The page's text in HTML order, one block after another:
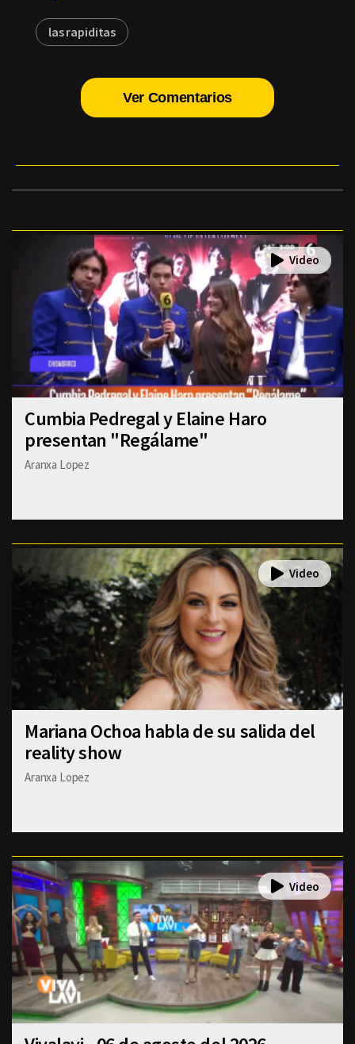
las rapiditas
Ver Comentarios
Cumbia Pedregal y Elaine Haro
presentan "Regálame"
Aranxa Lopez
Mariana Ochoa habla de su salida del
reality show
Aranxa Lopez